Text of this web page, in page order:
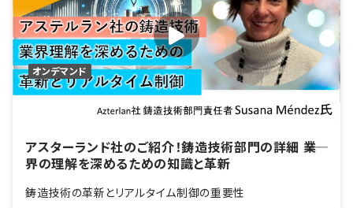
オンデマンド
アスターランド社のご紹介！鋳造技術部門の詳細 ――業
界の理解を深めるための知識と革新
鋳造技術の革新とリアルタイム制御の重要性